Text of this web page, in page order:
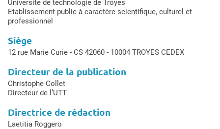
Université de technologie de Troyes
Etablissement public à caractère scientifique, culturel et
professionnel
Siège
12 rue Marie Curie - CS 42060 - 10004 TROYES CEDEX
Directeur de la publication
Christophe Collet
Directeur de l’UTT
Directrice de rédaction
Laetitia Roggero